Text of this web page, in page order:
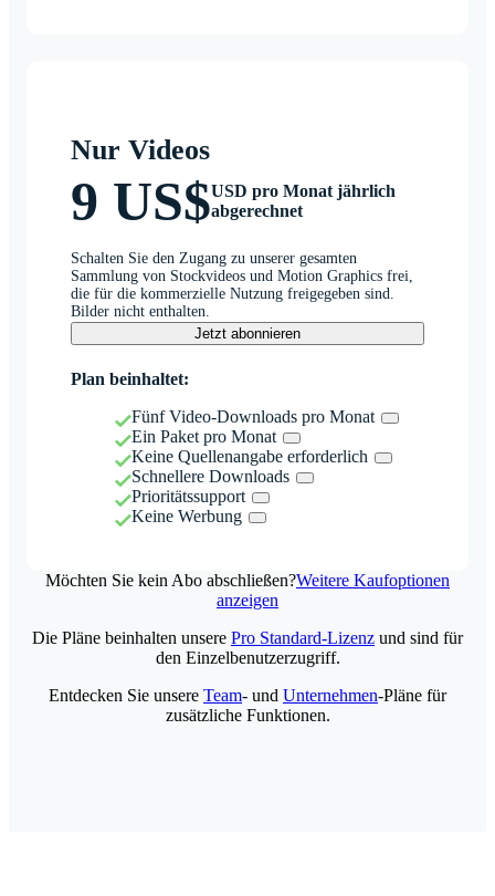
Nur Videos
9 US$USD pro Monat jährlich
abgerechnet
Schalten Sie den Zugang zu unserer gesamten
Sammlung von Stockvideos und Motion Graphics frei,
die für die kommerzielle Nutzung freigegeben sind.
Bilder nicht enthalten.
Jetzt abonnieren
Plan beinhaltet:
Fünf Video-Downloads pro Monat
Ein Paket pro Monat
Keine Quellenangabe erforderlich
Schnellere Downloads
Prioritätssupport
Keine Werbung
Möchten Sie kein Abo abschließen?Weitere Kaufoptionen
anzeigen
Die Pläne beinhalten unsere Pro Standard-Lizenz und sind für
den Einzelbenutzerzugriff.
Entdecken Sie unsere Team- und Unternehmen-Pläne für
zusätzliche Funktionen.